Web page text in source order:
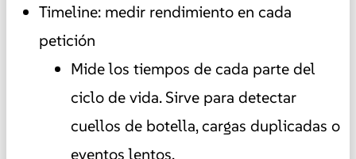
Timeline: medir rendimiento en cada
petición
Mide los tiempos de cada parte del
ciclo de vida. Sirve para detectar
cuellos de botella, cargas duplicadas o
eventos lentos.